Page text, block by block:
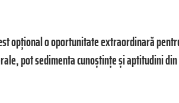
opțional o oportunitate extraordinară
pot sedimenta cunoștințe și aptitudini